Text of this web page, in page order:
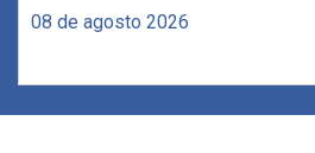
08 de agosto 2026